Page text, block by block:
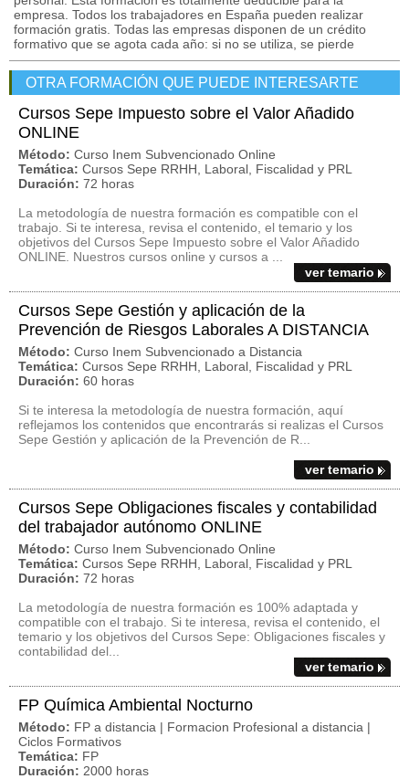
empresa. Todos los trabajadores en España pueden realizar
formación gratis. Todas las empresas disponen de un crédito
formativo que se agota cada año: si no se utiliza, se pierde
OTRA FORMACIÓN QUE PUEDE INTERESARTE
Cursos Sepe Impuesto sobre el Valor Añadido
ONLINE
Método: Curso Inem Subvencionado Online
Temática: Cursos Sepe RRHH, Laboral, Fiscalidad y PRL
Duración: 72 horas
La metodología de nuestra formación es compatible con el
trabajo. Si te interesa, revisa el contenido, el temario y los
objetivos del Cursos Sepe Impuesto sobre el Valor Añadido
ONLINE. Nuestros cursos online y cursos a ...
ver temario
Cursos Sepe Gestión y aplicación de la
Prevención de Riesgos Laborales A DISTANCIA
Método: Curso Inem Subvencionado a Distancia
Temática: Cursos Sepe RRHH, Laboral, Fiscalidad y PRL
Duración: 60 horas
Si te interesa la metodología de nuestra formación, aquí
reflejamos los contenidos que encontrarás si realizas el Cursos
Sepe Gestión y aplicación de la Prevención de R...
ver temario
Cursos Sepe Obligaciones fiscales y contabilidad
del trabajador autónomo ONLINE
Método: Curso Inem Subvencionado Online
Temática: Cursos Sepe RRHH, Laboral, Fiscalidad y PRL
Duración: 72 horas
La metodología de nuestra formación es 100% adaptada y
compatible con el trabajo. Si te interesa, revisa el contenido, el
temario y los objetivos del Cursos Sepe: Obligaciones fiscales y
contabilidad del...
ver temario
FP Química Ambiental Nocturno
Método: FP a distancia | Formacion Profesional a distancia |
Ciclos Formativos
Temática: FP
Duración: 2000 horas